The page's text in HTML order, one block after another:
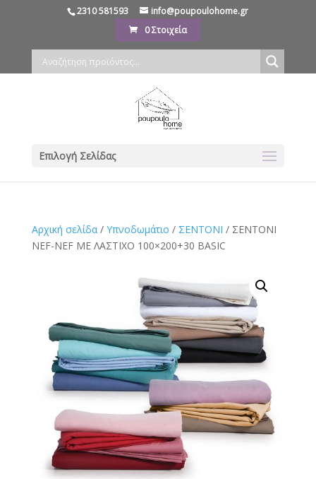
2310 581593
info@poupoulohome.gr
0 Στοιχεία
Επιλογή Σελίδας
Αρχική σελίδα/ Υπνοδωμάτιο / ΣΕΝΤΟΝΙ / ΣΕΝΤΟΝΙ
NEF-NEF ΜΕ ΛΑΣΤΙΧΟ 100×200+30 BASIC